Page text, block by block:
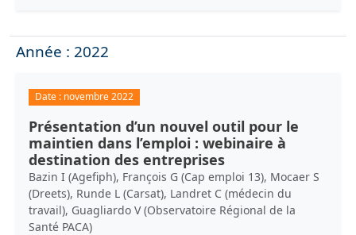
Année : 2022
Date : novembre 2022
Présentation d’un nouvel outil pour le
maintien dans l’emploi : webinaire à
destination des entreprises
Bazin I (Agefiph), François G (Cap emploi 13), Mocaer S
(Dreets), Runde L (Carsat), Landret C (médecin du
travail), Guagliardo V (Observatoire Régional de la
Santé PACA)